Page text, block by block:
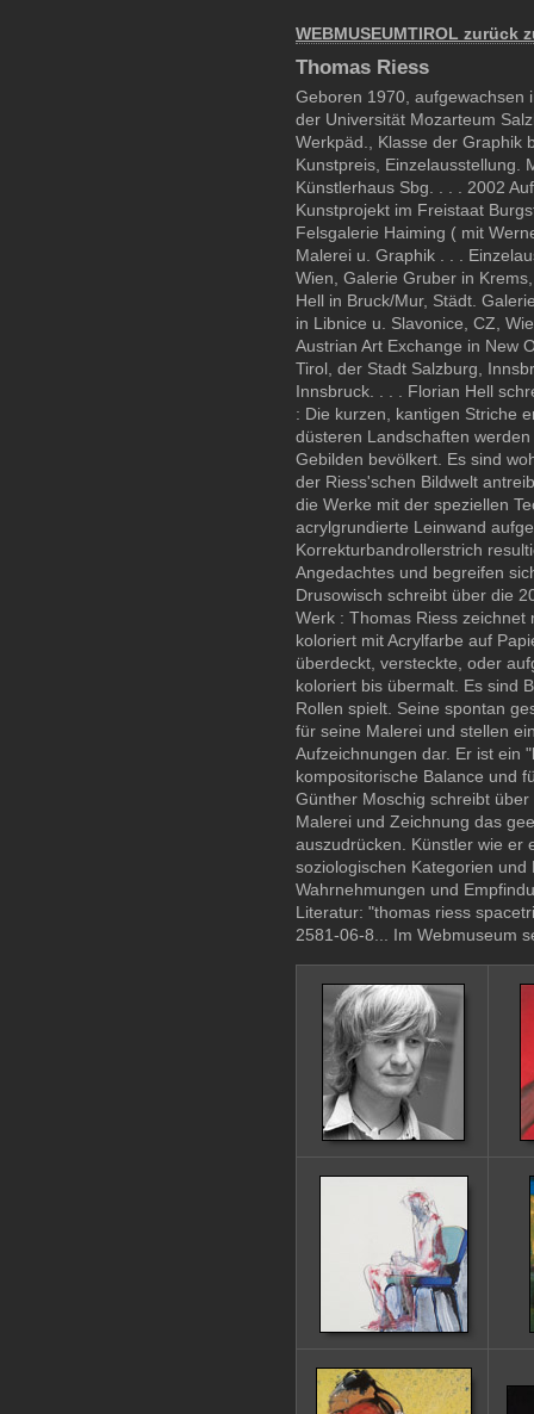
WEBMUSEUMTIROL zurück
Thomas Riess
Geboren 1970, aufgewachsen
der Universität Mozarteum
Werkpäd., Klasse der Graphik
Kunstpreis, Einzelausstellung.
Künstlerhaus Sbg. . . . 2002
Kunstprojekt im Freistaat
Felsgalerie Haiming ( mit
Malerei u. Graphik . . .
Wien, Galerie Gruber in
Hell in Bruck/Mur, Städt.
in Libnice u. Slavonice, CZ,
Austrian Art Exchange in New
Tirol, der Stadt Salzburg,
Innsbruck. . . . Florian Hell
: Die kurzen, kantigen Striche
düsteren Landschaften
Gebilden bevölkert. Es sind
der Riess'schen Bildwelt
die Werke mit der speziellen
acrylgrundierte Leinwand
Korrekturbandrollerstrich
Angedachtes und begreifen
Drusowisch schreibt über die
Werk : Thomas Riess zeichnet
koloriert mit Acrylfarbe auf
überdeckt, versteckte, oder
koloriert bis übermalt. Es sind
Rollen spielt. Seine spontan
für seine Malerei und stellen
Aufzeichnungen dar. Er ist ein
kompositorische Balance und
Günther Moschig schreibt
Malerei und Zeichnung das
auszudrücken. Künstler wie er
soziologischen Kategorien
Wahrnehmungen und
Literatur: "thomas riess
2581-06-8... Im Webmuseum